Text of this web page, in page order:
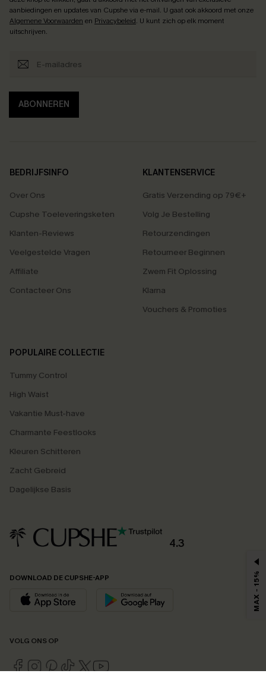
aanbiedingen en updates van Cupshe via e-mail. U gaat ook akkoord met onze
Algemene Voorwaarden en Privacybeleid. U kunt zich op elk moment
uitschrijven.
ABONNEREN
BEDRIJFSINFO
Over Ons
Cupshe Toeleveringsketen
Klanten-Reviews
Veelgestelde Vragen
Affiliate
Contacteer Ons
KLANTENSERVICE
Gratis Verzending op 79€+
Volg Je Bestelling
Retourzendingen
Retourneer Beginnen
Zwem Fit Oplossing
Klarna
Vouchers & Promoties
POPULAIRE COLLECTIE
Tummy Control
High Waist
Vakantie Must-have
Charmante Feestlooks
Kleuren Schitteren
Zacht Gebreid
Dagelijkse Basis
4.3
DOWNLOAD DE CUPSHE-APP
VOLG ONS OP
MAX - 15%